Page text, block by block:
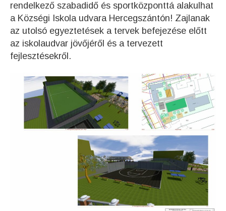
rendelkező szabadidő és sportközponttá alakulhat
a Községi Iskola udvara Hercegszántón! Zajlanak
az utolsó egyeztetések a tervek befejezése előtt
az iskolaudvar jövőjéről és a tervezett
fejlesztésekről.